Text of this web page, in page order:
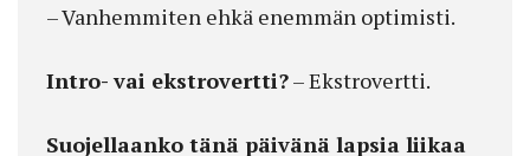
– Vanhemmiten ehkä enemmän optimisti.
Intro- vai ekstrovertti?– Ekstrovertti.
Suojellaanko tänä päivänä lapsia liikaa